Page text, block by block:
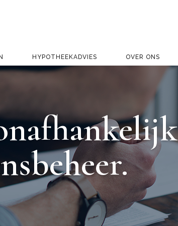
HYPOTHEEKADVIES OVER ONS